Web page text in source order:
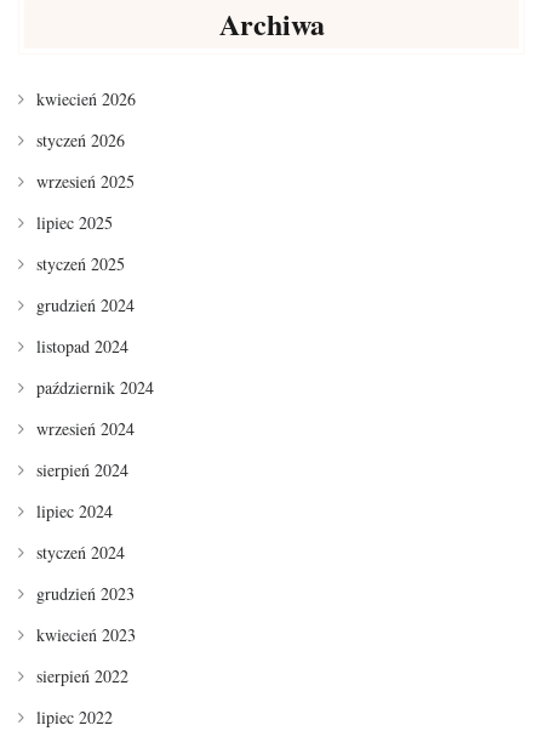
Archiwa
kwiecień 2026
styczeń 2026
wrzesień 2025
lipiec 2025
styczeń 2025
grudzień 2024
listopad 2024
październik 2024
wrzesień 2024
sierpień 2024
lipiec 2024
styczeń 2024
grudzień 2023
kwiecień 2023
sierpień 2022
lipiec 2022